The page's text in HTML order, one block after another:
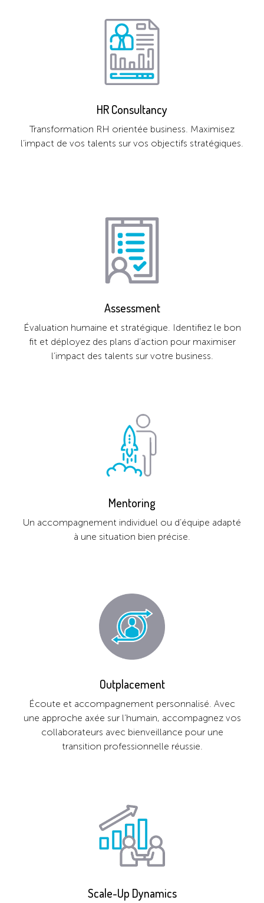
HR Consultancy
Transformation RH orientée business. Maximisez
l’impact de vos talents sur vos objectifs stratégiques.
Assessment
Évaluation humaine et stratégique. Identifiez le bon
fit et déployez des plans d’action pour maximiser
l’impact des talents sur votre business.
Mentoring
Un accompagnement individuel ou d’équipe adapté
à une situation bien précise.
Outplacement
Écoute et accompagnement personnalisé. Avec
une approche axée sur l’humain, accompagnez vos
collaborateurs avec bienveillance pour une
transition professionnelle réussie.
Scale-Up Dynamics